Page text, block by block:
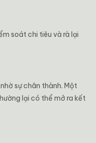
soát chi tiêu và rà lại
sự chân thành. Một
lại có thể mở ra kết